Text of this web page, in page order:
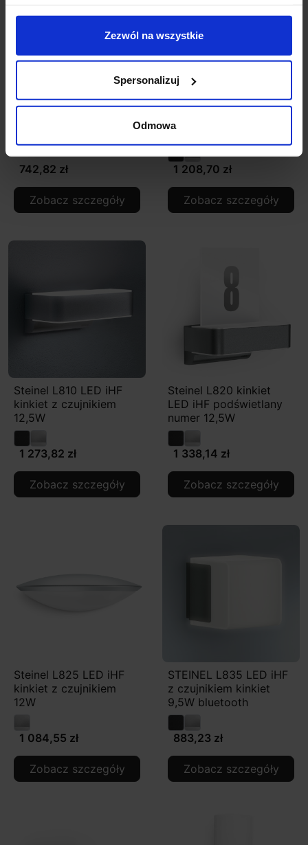
Zezwól na wszystkie
Spersonalizuj
Odmowa
czujnikiem
742,82 zł
Zobacz szczegóły
LED iHF z czujnikiem
1 208,70 zł
Zobacz szczegóły
Steinel L810 LED iHF
kinkiet z czujnikiem
12,5W
1 273,82 zł
Zobacz szczegóły
Steinel L820 kinkiet
LED iHF podświetlany
numer 12,5W
1 338,14 zł
Zobacz szczegóły
Steinel L825 LED iHF
kinkiet z czujnikiem
12W
1 084,55 zł
Zobacz szczegóły
STEINEL L835 LED iHF
z czujnikiem kinkiet
9,5W bluetooth
883,23 zł
Zobacz szczegóły